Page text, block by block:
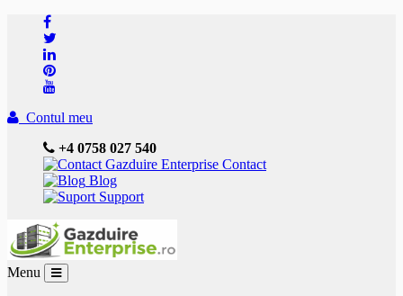
Contul meu
+4 0758 027 540
Contact
Blog
Support
Menu